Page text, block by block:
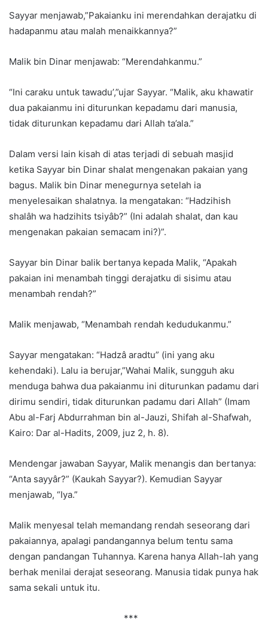
Sayyar menjawab,”Pakaianku ini merendahkan derajatku di
hadapanmu atau malah menaikkannya?”
Malik bin Dinar menjawab: “Merendahkanmu.”
“Ini caraku untuk tawadu’,”ujar Sayyar. “Malik, aku khawatir
dua pakaianmu ini diturunkan kepadamu dari manusia,
tidak diturunkan kepadamu dari Allah ta’ala.”
Dalam versi lain kisah di atas terjadi di sebuah masjid
ketika Sayyar bin Dinar shalat mengenakan pakaian yang
bagus. Malik bin Dinar menegurnya setelah ia
menyelesaikan shalatnya. Ia mengatakan: “Hadzihish
shalâh wa hadzihits tsiyâb?” (Ini adalah shalat, dan kau
mengenakan pakaian semacam ini?)”.
Sayyar bin Dinar balik bertanya kepada Malik, “Apakah
pakaian ini menambah tinggi derajatku di sisimu atau
menambah rendah?”
Malik menjawab, “Menambah rendah kedudukanmu.”
Sayyar mengatakan: “Hadzâ aradtu” (ini yang aku
kehendaki). Lalu ia berujar,”Wahai Malik, sungguh aku
menduga bahwa dua pakaianmu ini diturunkan padamu dari
dirimu sendiri, tidak diturunkan padamu dari Allah” (Imam
Abu al-Farj Abdurrahman bin al-Jauzi, Shifah al-Shafwah,
Kairo: Dar al-Hadits, 2009, juz 2, h. 8).
Mendengar jawaban Sayyar, Malik menangis dan bertanya:
“Anta sayyâr?” (Kaukah Sayyar?). Kemudian Sayyar
menjawab, “Iya.”
Malik menyesal telah memandang rendah seseorang dari
pakaiannya, apalagi pandangannya belum tentu sama
dengan pandangan Tuhannya. Karena hanya Allah-lah yang
berhak menilai derajat seseorang. Manusia tidak punya hak
sama sekali untuk itu.
***